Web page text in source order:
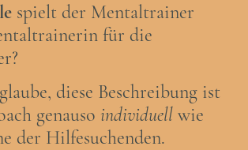
spielt der Mentaltrainer
für die
diese Beschreibung ist
genauso individuell wie
der Hilfesuchenden.